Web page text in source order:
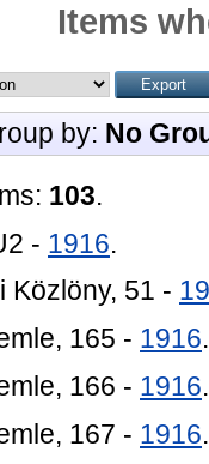
Items
by: No
103.
- 1916.
Közlöny, 51 -
165 - 1916.
166 - 1916.
167 - 1916.